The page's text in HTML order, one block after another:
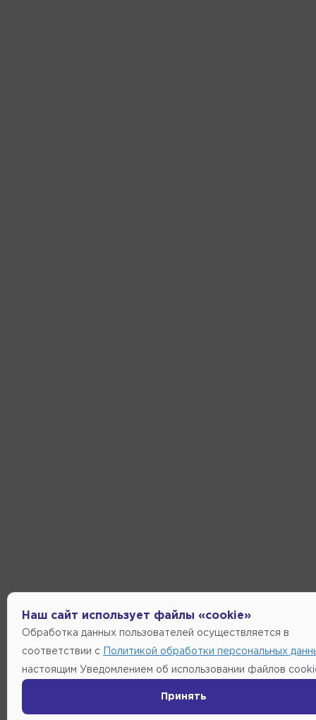
Наш сайт использует файлы «cookie»
Обработка данных пользователей осуществляется в
соответствии с Политикой обработки персональных
настоящим Уведомлением об использовании файлов
Принять